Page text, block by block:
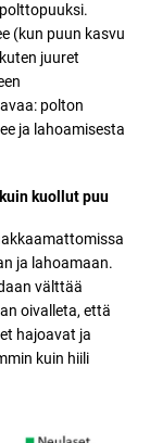
(kun puun kasvu
juuret
polton
ja lahoamisesta
kuollut puu
ja lahoamaan.
välttää
oivalleta, että
hajoavat ja
kuin hiili